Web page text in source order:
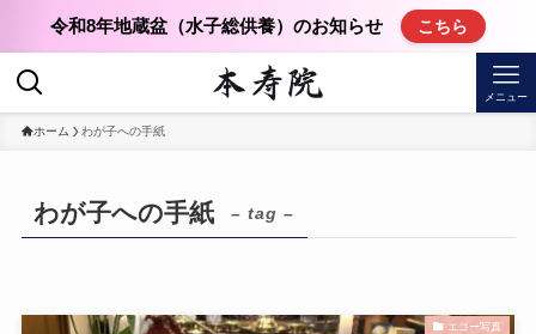
令和8年地蔵盆（水子総供養）のお知らせ こちら
メニュー
ホーム わが子への手紙
わが子への手紙 – tag –
エコー写真